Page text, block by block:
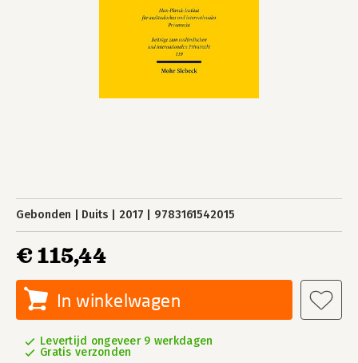
Gebonden Duits 2017 9783161542015
€ 115,44
In winkelwagen
Levertijd ongeveer 9 werkdagen
Gratis verzonden